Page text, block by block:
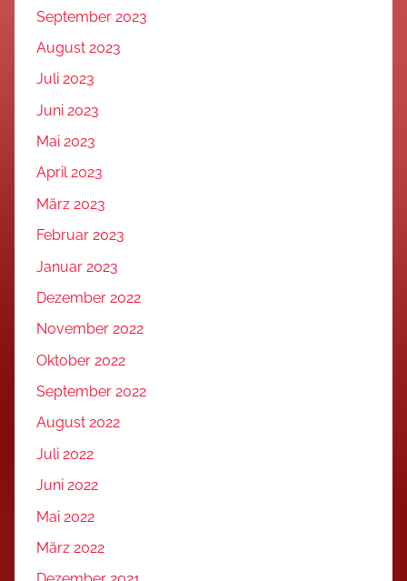
September 2023
August 2023
Juli 2023
Juni 2023
Mai 2023
April 2023
März 2023
Februar 2023
Januar 2023
Dezember 2022
November 2022
Oktober 2022
September 2022
August 2022
Juli 2022
Juni 2022
Mai 2022
März 2022